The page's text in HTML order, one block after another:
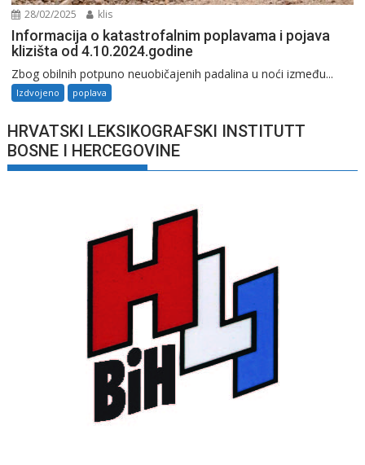
28/02/2025 klis
Informacija o katastrofalnim poplavama i pojava
klizišta od 4.10.2024.godine
Zbog obilnih potpuno neuobičajenih padalina u noći između...
Izdvojeno poplava
HRVATSKI LEKSIKOGRAFSKI INSTITUTT
BOSNE I HERCEGOVINE